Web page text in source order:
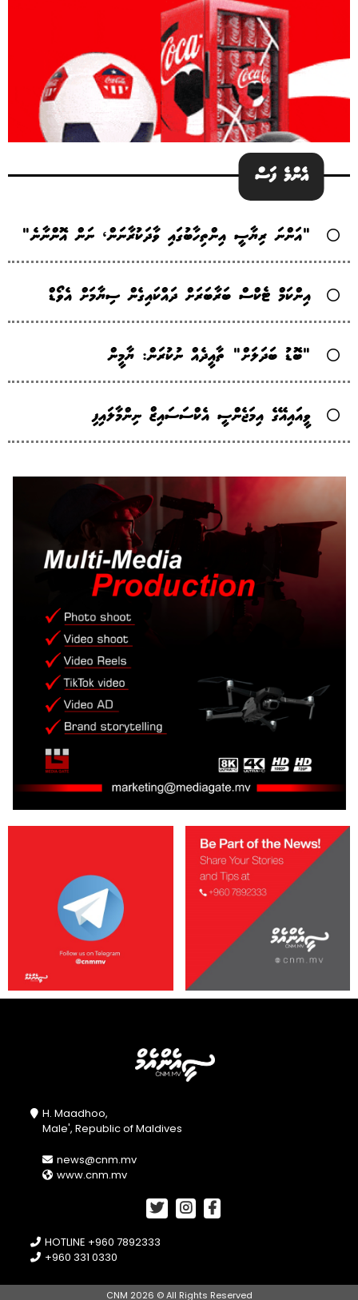
އެންމެ ފަސް
"އަންނަ ރިޔާސީ އިންތިހާބުގައި ވާދަކުރާނަން، ނަން އޮންނާނެ"
އިންކަމް ޓެކްސް ބަރާބަރަށް ދައްކައިގެން ސިޔާމަށް އެވޯޑް
"ބޮޑު ބަދަލަށް" ތާއީދެއް ނުކުރަން: ޔާމީން
ވީއައިއޭގެ އިމަޖެންސީ އެކްސަސައިޒް ނިންމާލައިފި
H. Maadhoo,
Male', Republic of Maldives
news@cnm.mv
www.cnm.mv
HOTLINE +960 7892333
+960 331 0330
CNM 2026 © All Rights Reserved